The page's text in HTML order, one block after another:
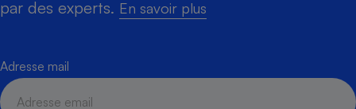
par des experts. En savoir plus
Adresse mail